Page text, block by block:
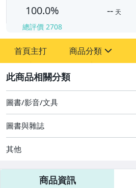
100.0%
總評價 2708
-- 天
首頁主打 商品分類
其它
圖書/影音/文具
圖書與雜誌
其他
商品資訊